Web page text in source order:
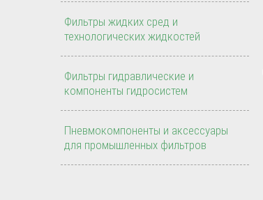
Фильтры жидких сред и
технологических жидкостей
Фильтры гидравлические и
компоненты гидросистем
Пневмокомпоненты и аксессуары
для промышленных фильтров